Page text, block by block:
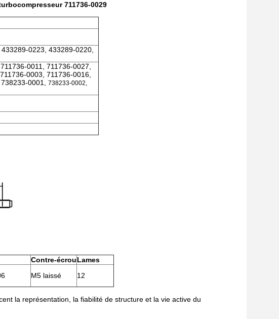
711736-0029
0223, 433289-0220,
0011, 711736-0027,
0003, 711736-0016,
0001, 738233-0002,
Contre-écrouLames
M5 laissé
12
la représentation, la fiabilité de structure et la vie active du